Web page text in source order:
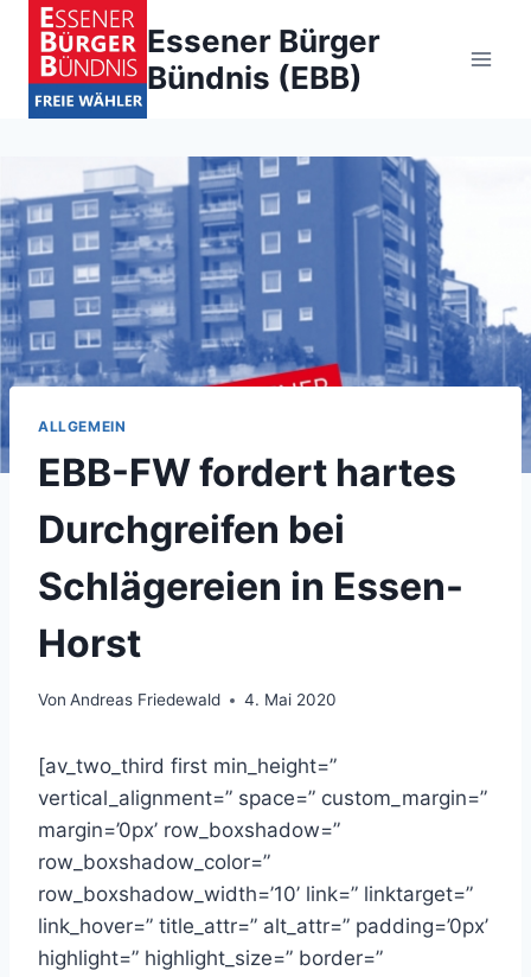
Zum
Inhalt
springen
Essener Bürger
Bündnis (EBB)
ALLGEMEIN
EBB-FW fordert hartes
Durchgreifen bei
Schlägereien in Essen-
Horst
Von Andreas Friedewald 4. Mai 2020
[av_two_third first min_height=”
vertical_alignment=” space=” custom_margin=”
margin=’0px’ row_boxshadow=”
row_boxshadow_color=”
row_boxshadow_width=’10’ link=” linktarget=”
link_hover=” title_attr=” alt_attr=” padding=’0px’
highlight=” highlight_size=” border=”